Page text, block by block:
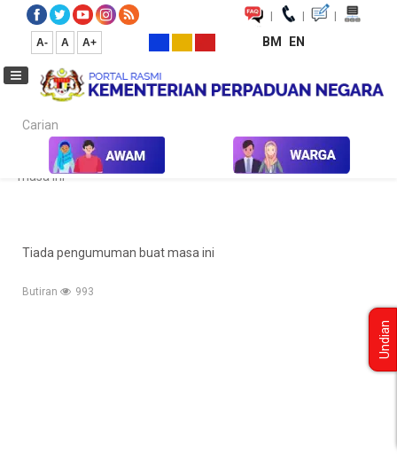
| | |
A- A A+ BM EN
Carian...
Laman Utama Pengumuman
Tiada pengumuman buat
masa ini
Tiada pengumuman buat masa ini
Butiran 993
Undian